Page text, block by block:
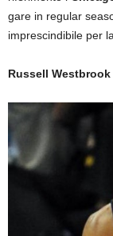
gare in regular
imprescindibile per
Russell